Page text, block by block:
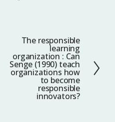
The responsible
learning
organization : Can
Senge (1990) teach
organizations how
to become
responsible
innovators?